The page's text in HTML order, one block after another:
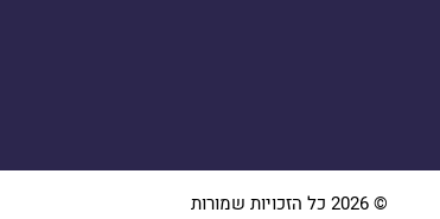
© 2026 כל הזכויות שמורות